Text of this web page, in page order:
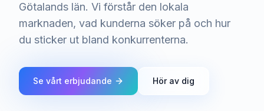
Götalands län. Vi förstår den lokala
marknaden, vad kunderna söker på och hur
du sticker ut bland konkurrenterna.
Se vårt erbjudande Hör av dig